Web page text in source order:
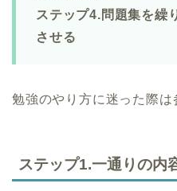
ステップ4.問題集を繰
させる
勉強のやり方に迷った際は
ステップ1.一通りの内